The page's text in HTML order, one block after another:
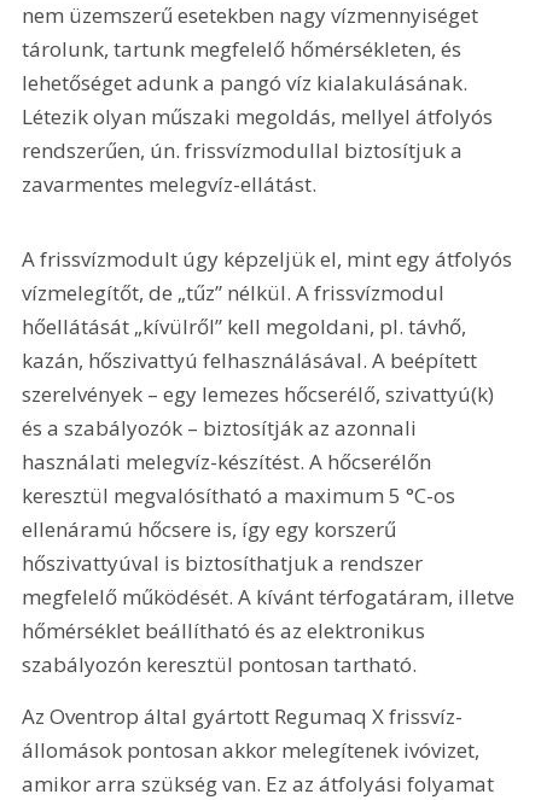
nem üzemszerű esetekben nagy vízmennyiséget
tárolunk, tartunk megfelelő hőmérsékleten, és
lehetőséget adunk a pangó víz kialakulásának.
Létezik olyan műszaki megoldás, mellyel átfolyós
rendszerűen, ún. frissvízmodullal biztosítjuk a
zavarmentes melegvíz-ellátást.
A frissvízmodult úgy képzeljük el, mint egy átfolyós
vízmelegítőt, de „tűz” nélkül. A frissvízmodul
hőellátását „kívülről” kell megoldani, pl. távhő,
kazán, hőszivattyú felhasználásával. A beépített
szerelvények – egy lemezes hőcserélő, szivattyú(k)
és a szabályozók – biztosítják az azonnali
használati melegvíz-készítést. A hőcserélőn
keresztül megvalósítható a maximum 5 °C-os
ellenáramú hőcsere is, így egy korszerű
hőszivattyúval is biztosíthatjuk a rendszer
megfelelő működését. A kívánt térfogatáram, illetve
hőmérséklet beállítható és az elektronikus
szabályozón keresztül pontosan tartható.
Az Oventrop által gyártott Regumaq X frissvíz-
állomások pontosan akkor melegítenek ivóvizet,
amikor arra szükség van. Ez az átfolyási folyamat